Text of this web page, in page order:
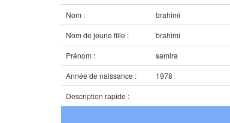
Nom :
brahimi
Nom de jeune fille :
brahimi
Prénom :
samira
Année de naissance :
1978
Description rapide :